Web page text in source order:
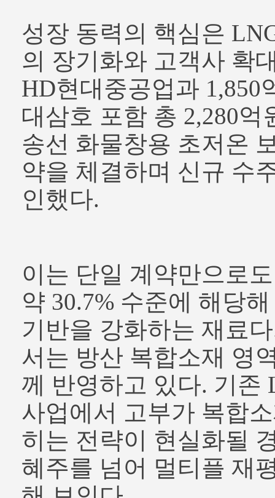
성장 동력의 핵심은
의 장기화와 고객사 확
HD현대중공업과 1,850
대삼호 포함 총 2,280억
송선 화물창용 초저온
약을 체결하며 신규 수
인했다.
이는 단일 계약만으로
약 30.7% 수준에 해당
기반을 강화하는 재료
서는 방산 복합소재 영
께 반영하고 있다. 기존
사업에서 고부가 복합
히는 전략이 현실화될
혜주를 넘어 멀티플 재